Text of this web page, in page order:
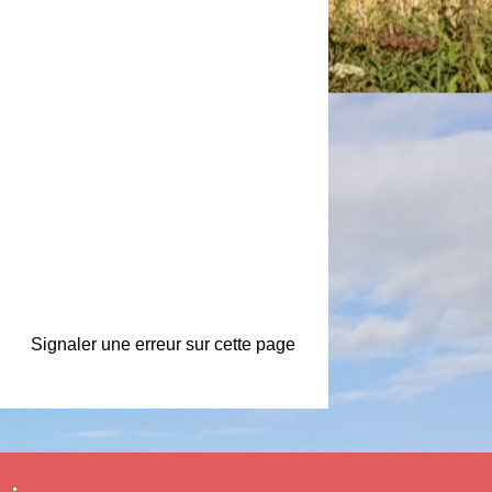
Signaler une erreur sur cette page